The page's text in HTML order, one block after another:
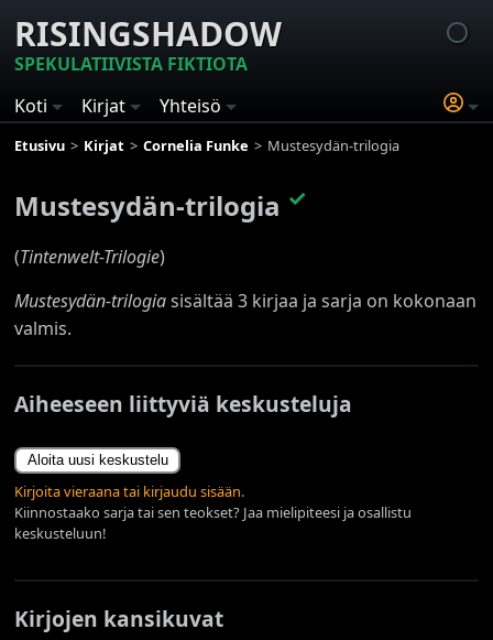
RISINGSHADOW
SPEKULATIIVISTA FIKTIOTA
Koti
Kirjat Yhteisö
Etusivu Kirjat Cornelia Funke Mustesydän-trilogia
Mustesydän-trilogia ✓
(Tintenwelt-Trilogie)
Mustesydän-trilogiasisältää 3 kirjaa ja sarja on kokonaan
valmis.
Aiheeseen liittyviä keskusteluja
Aloita uusi keskustelu
Kirjoita vieraana tai kirjaudu sisään.
Kiinnostaako sarja tai sen teokset? Jaa mielipiteesi ja osallistu
keskusteluun!
Kirjojen kansikuvat